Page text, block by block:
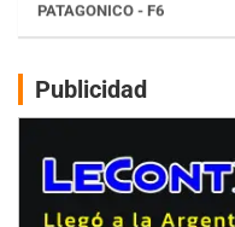
Juventud Unida (Tierra)
Humboldt (Santa Fe)
NORESTE SANTAFESINO - F6
SUR SANTAFESINO - F4
José Samuel Sánchez (Tierra)
Rufino (Santa Fe)
Publicidad